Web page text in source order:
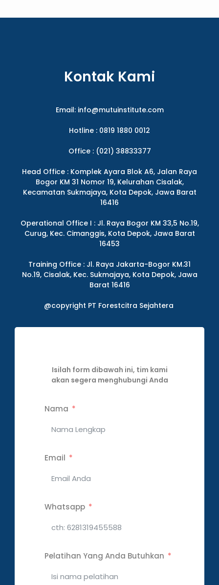
Kontak Kami
Email: info@mutuinstitute.com
Hotline : 0819 1880 0012
Office : (021) 38833377
Head Office : Komplek Ayara Blok A6, Jalan Raya
Bogor KM 31 Nomor 19, Kelurahan Cisalak,
Kecamatan Sukmajaya, Kota Depok, Jawa Barat
16416
Operational Office I : Jl. Raya Bogor KM 33,5 No.19,
Curug, Kec. Cimanggis, Kota Depok, Jawa Barat
16453
Training Office : Jl. Raya Jakarta-Bogor KM.31
No.19, Cisalak, Kec. Sukmajaya, Kota Depok, Jawa
Barat 16416
@copyright PT Forestcitra Sejahtera
Isilah form dibawah ini, tim kami
akan segera menghubungi Anda
Nama
Email
Whatsapp
Pelatihan Yang Anda Butuhkan